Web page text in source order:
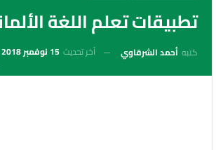
تطبيقات تعلم اللغة
كتبه أحمد الشرقاوي آخر تحديث 15 نوفمبر 2018